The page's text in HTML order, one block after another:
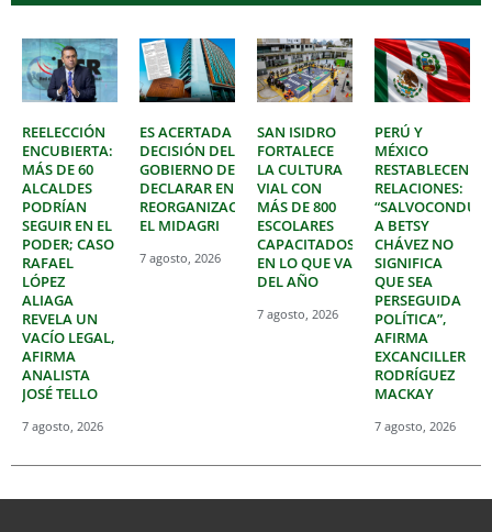
REELECCIÓN
ENCUBIERTA:
MÁS DE 60
ALCALDES
PODRÍAN
SEGUIR EN EL
PODER; CASO
RAFAEL
LÓPEZ
ALIAGA
REVELA UN
VACÍO LEGAL,
AFIRMA
ANALISTA
JOSÉ TELLO
7 agosto, 2026
ES ACERTADA
DECISIÓN DEL
GOBIERNO DE
DECLARAR EN
REORGANIZACIÓN
EL MIDAGRI
7 agosto, 2026
SAN ISIDRO
FORTALECE
LA CULTURA
VIAL CON
MÁS DE 800
ESCOLARES
CAPACITADOS
EN LO QUE VA
DEL AÑO
7 agosto, 2026
PERÚ Y
MÉXICO
RESTABLECEN
RELACIONES:
A BETSY
CHÁVEZ NO
SIGNIFICA
QUE SEA
PERSEGUIDA
POLÍTICA”,
AFIRMA
EXCANCILLER
RODRÍGUEZ
MACKAY
7 agosto, 2026